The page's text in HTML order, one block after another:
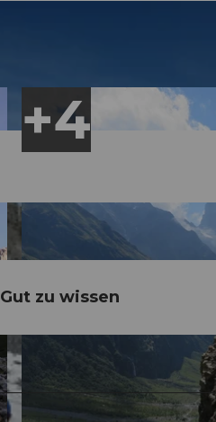
Gut zu wissen